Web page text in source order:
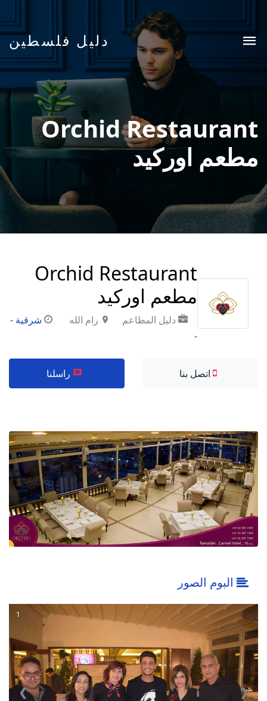
دليل فلسطين
Orchid Restaurant
مطعم اوركيد
Orchid Restaurant
مطعم اوركيد
دليل المطاعم رام الله
شرقية -
-
اتصل بنا راسلنا
البوم الصور
1
❮ ❯